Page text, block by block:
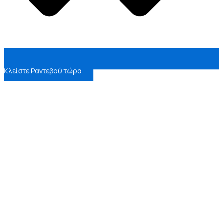
Κλείστε Ραντεβού τώρα